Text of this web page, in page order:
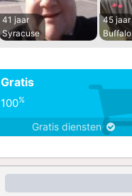
41 jaar
Syracuse
45 jaar
Buffalo
Gratis
100%
Gratis diensten